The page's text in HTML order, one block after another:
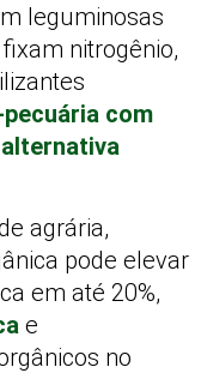
leguminosas
nitrogênio,
com
agrária,
pode elevar
em até 20%,
e
no